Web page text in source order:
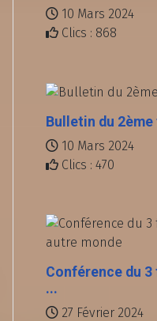
10 Mars 2024
Clics : 868
Bulletin du
10 Mars 2024
Clics : 470
Conférence du 3
...
27 Février 2024